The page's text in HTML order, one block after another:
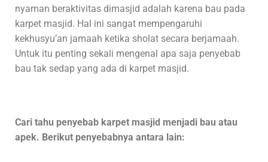
nyaman beraktivitas dimasjid adalah karena bau pada
karpet masjid. Hal ini sangat mempengaruhi
kekhusyu’an jamaah ketika sholat secara berjamaah.
Untuk itu penting sekali mengenal apa saja penyebab
bau tak sedap yang ada di karpet masjid.
Cari tahu penyebab karpet masjid menjadi bau atau
apek. Berikut penyebabnya antara lain: